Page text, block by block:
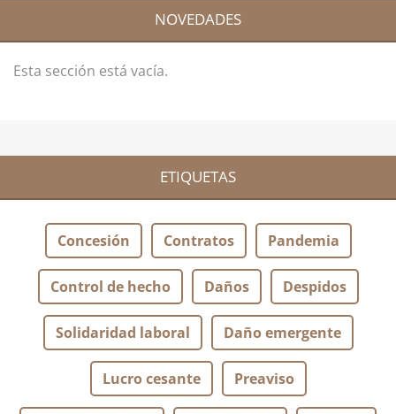
NOVEDADES
Esta sección está vacía.
ETIQUETAS
Concesión Contratos Pandemia
Control de hecho Daños Despidos
Solidaridad laboral Daño emergente
Lucro cesante Preaviso